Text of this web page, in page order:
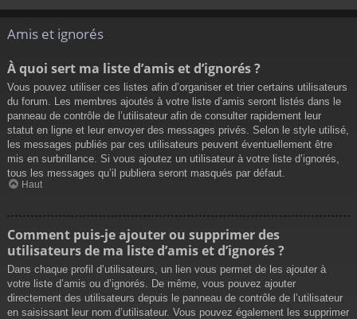
Amis et ignorés
À quoi sert ma liste d’amis et d’ignorés ?
Vous pouvez utiliser ces listes afin d’organiser et trier certains utilisateurs
du forum. Les membres ajoutés à votre liste d’amis seront listés dans le
panneau de contrôle de l’utilisateur afin de consulter rapidement leur
statut en ligne et leur envoyer des messages privés. Selon le style utilisé,
les messages publiés par ces utilisateurs peuvent éventuellement être
mis en surbrillance. Si vous ajoutez un utilisateur à votre liste d’ignorés,
tous les messages qu’il publiera seront masqués par défaut.
Haut
Comment puis-je ajouter ou supprimer des
utilisateurs de ma liste d’amis et d’ignorés ?
Dans chaque profil d’utilisateurs, un lien vous permet de les ajouter à
votre liste d’amis ou d’ignorés. De même, vous pouvez ajouter
directement des utilisateurs depuis le panneau de contrôle de l’utilisateur
en saisissant leur nom d’utilisateur. Vous pouvez également les supprimer